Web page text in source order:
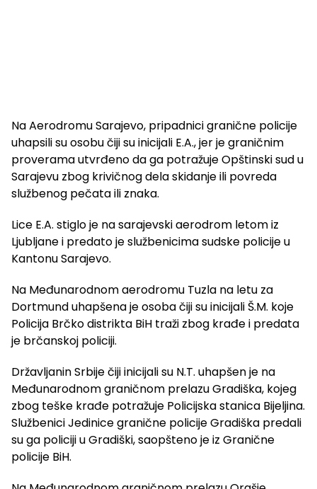
Na Aerodromu Sarajevo, pripadnici granične policije
uhapsili su osobu čiji su inicijali E.A., jer je graničnim
proverama utvrđeno da ga potražuje Opštinski sud u
Sarajevu zbog krivičnog dela skidanje ili povreda
službenog pečata ili znaka.
Lice E.A. stiglo je na sarajevski aerodrom letom iz
Ljubljane i predato je službenicima sudske policije u
Kantonu Sarajevo.
Na Međunarodnom aerodromu Tuzla na letu za
Dortmund uhapšena je osoba čiji su inicijali Š.M. koje
Policija Brčko distrikta BiH traži zbog krađe i predata
je brčanskoj policiji.
Državljanin Srbije čiji inicijali su N.T. uhapšen je na
Međunarodnom graničnom prelazu Gradiška, kojeg
zbog teške krađe potražuje Policijska stanica Bijeljina.
Službenici Jedinice granične policije Gradiška predali
su ga policiji u Gradiški, saopšteno je iz Granične
policije BiH.